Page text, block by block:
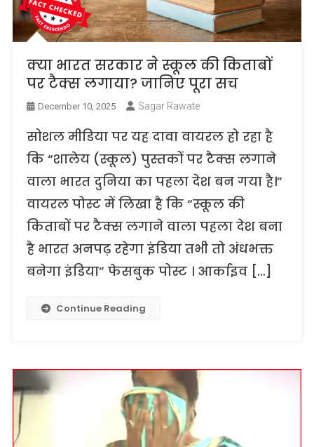
क्या भारत सरकार ने स्कूल की किताबों
पर टैक्स लगाया? जानिए पूरा सच
December 10, 2025 Sagar Rawate
सोशल मीडिया पर यह दावा वायरल हो रहा है
कि “शालेय (स्कूल) पुस्तकों पर टैक्स लगाने
वाला भारत दुनिया का पहला देश बन गया है।”
वायरल पोस्ट में लिखा है कि “स्कूल की
किताबों पर टैक्स लगाने वाला पहला देश बना
है भारत अनपढ़ रहेगा इंडिया तभी तो अंधभक्त
बनेगा इंडिया” फेसबुक पोस्ट । आर्काइव […]
Continue Reading